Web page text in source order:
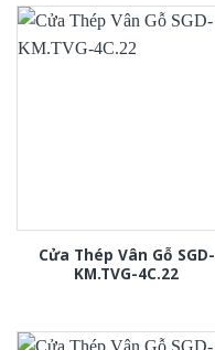
Cửa Thép Vân Gỗ SGD-
KM.TVG-4C.22